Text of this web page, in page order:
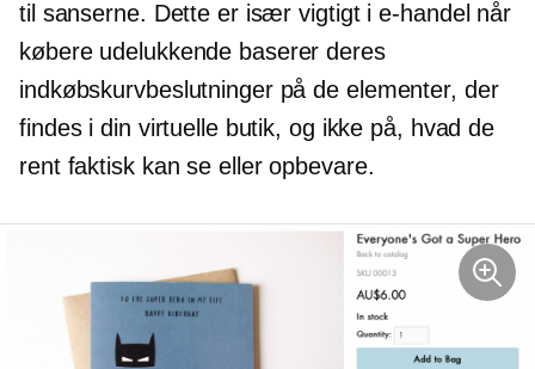
til sanserne. Dette er især vigtigt ie-handel når
købere udelukkende baserer deres
indkøbskurvbeslutninger på de elementer, der
findes i din virtuelle butik, og ikke på, hvad de
rent faktisk kan se eller opbevare.